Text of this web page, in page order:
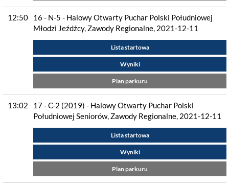
12:50
16 - N-5 - Halowy Otwarty Puchar Polski Południowej
Młodzi Jeźdźcy, Zawody Regionalne, 2021-12-11
Lista startowa
Wyniki
Plan parkuru
13:02
17 - C-2 (2019) - Halowy Otwarty Puchar Polski
Południowej Seniorów, Zawody Regionalne, 2021-12-11
Lista startowa
Wyniki
Plan parkuru